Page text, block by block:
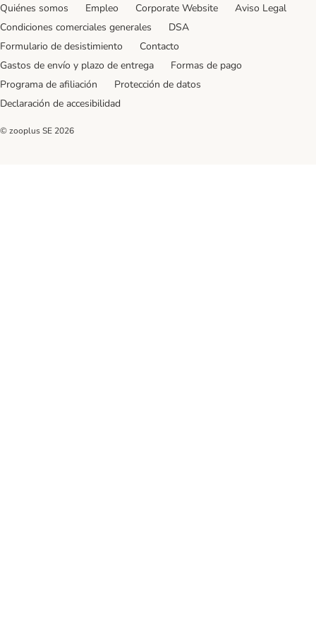
Quiénes somos Empleo Corporate Website
Aviso Legal
Condiciones comerciales generales
DSA
Formulario de desistimiento
Contacto
Gastos de envío y plazo de entrega
Formas de pago
Programa de afiliación
Protección de datos
Declaración de accesibilidad
© zooplus SE 2026